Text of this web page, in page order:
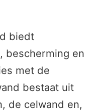
biedt
bescherming en
met de
bestaat uit
de celwand en,